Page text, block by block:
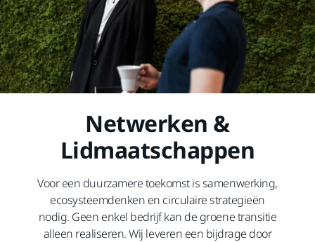
Netwerken &
Lidmaatschappen
Voor een duurzamere toekomst is samenwerking,
ecosysteemdenken en circulaire strategieën
nodig. Geen enkel bedrijf kan de groene transitie
alleen realiseren. Wij leveren een bijdrage door